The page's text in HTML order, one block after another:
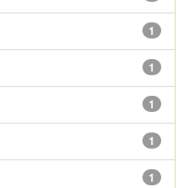
1
1
1
1
1